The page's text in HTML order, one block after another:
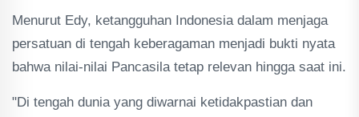
Menurut Edy, ketangguhan Indonesia dalam menjaga
persatuan di tengah keberagaman menjadi bukti nyata
bahwa nilai-nilai Pancasila tetap relevan hingga saat ini.
"Di tengah dunia yang diwarnai ketidakpastian dan